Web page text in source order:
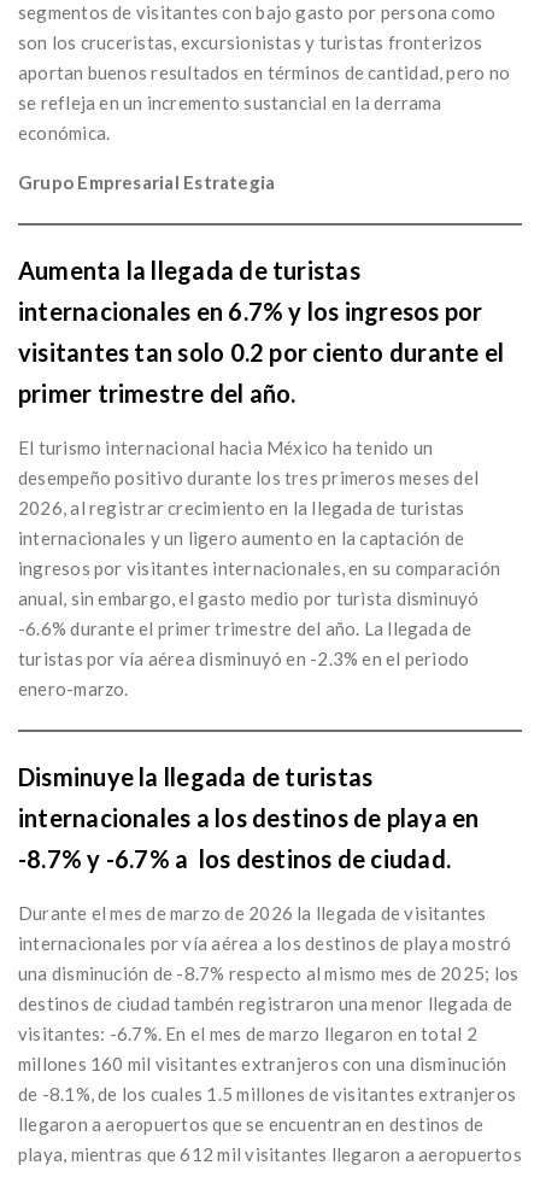
segmentos de visitantes con bajo gasto por persona como
son los cruceristas, excursionistas y turistas fronterizos
aportan buenos resultados en términos de cantidad, pero no
se refleja en un incremento sustancial en la derrama
económica.
Grupo Empresarial Estrategia
Aumenta la llegada de turistas
internacionales en 6.7% y los ingresos por
visitantes tan solo 0.2 por ciento durante el
primer trimestre del año.
El turismo internacional hacia México ha tenido un
desempeño positivo durante los tres primeros meses del
2026, al registrar crecimiento en la llegada de turistas
internacionales y un ligero aumento en la captación de
ingresos por visitantes internacionales, en su comparación
anual, sin embargo, el gasto medio por turista disminuyó
-6.6% durante el primer trimestre del año. La llegada de
turistas por vía aérea disminuyó en -2.3% en el periodo
enero-marzo.
Disminuye la llegada de turistas
internacionales a los destinos de playa en
-8.7% y -6.7% a los destinos de ciudad.
Durante el mes de marzo de 2026 la llegada de visitantes
internacionales por vía aérea a los destinos de playa mostró
una disminución de -8.7% respecto al mismo mes de 2025; los
destinos de ciudad tambén registraron una menor llegada de
visitantes: -6.7%. En el mes de marzo llegaron en total 2
millones 160 mil visitantes extranjeros con una disminución
de -8.1%, de los cuales 1.5 millones de visitantes extranjeros
llegaron a aeropuertos que se encuentran en destinos de
playa, mientras que 612 mil visitantes llegaron a aeropuertos